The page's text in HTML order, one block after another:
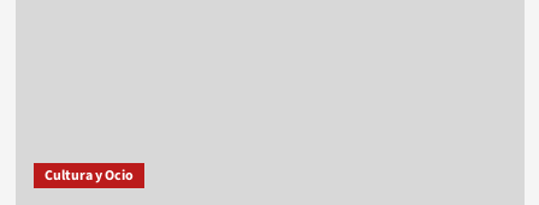
Cultura y Ocio